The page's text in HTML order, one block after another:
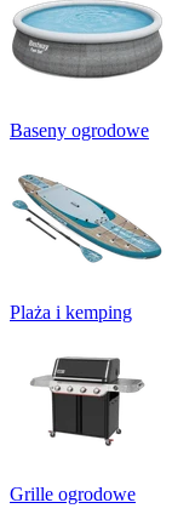
Baseny ogrodowe
Plaża i kemping
Grille ogrodowe